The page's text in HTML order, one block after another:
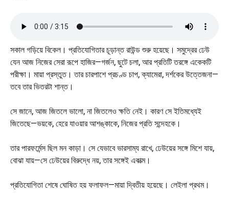
সকাল গড়িয়ে বিকেল। প্রতিযোগিতার চূড়ান্ত রাউন্ড শুরু হয়েছে। সমুদ্রের ঢেউ
যেন আজ নিজের সেরা রূপে হাজির—গর্জন, ছুটে চলা, আর প্রতিটি তরঙ্গে একেকটি
পরীক্ষা। মায়া প্রস্তুত। তার চারপাশে প্রচণ্ড চাপ, ক্যামেরা, দর্শকের উত্তেজনা—
তবে তার ভিতরটা শান্ত।
সে জানে, আজ জিতলে ভালো, না জিতলেও ক্ষতি নেই। কারণ সে ইতিমধ্যেই
জিতেছে—ভয়কে, হেরে যাওয়ার আশঙ্কাকে, নিজের প্রতি সন্দেহকে।
তার পারফর্মেন্স ছিল মন কাড়া। সে যেভাবে ভারসাম্য রাখে, ঢেউয়ের সঙ্গে মিশে যায়,
বোঝা যায়—সে ঢেউয়ের বিরুদ্ধে নয়, তার সঙ্গেই একাত্ম।
প্রতিযোগিতা শেষে ঘোষিত হয় ফলাফল—মায়া দ্বিতীয় হয়েছে। লেইলা প্রথম।